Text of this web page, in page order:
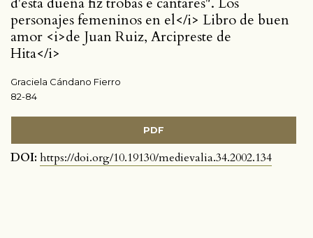
personajes femeninos en el</i> Libro de buen
amor <i>de Juan Ruiz, Arcipreste de
Hita</i>
Graciela Cándano Fierro
82-84
PDF
DOI: https://doi.org/10.19130/medievalia.34.2002.134